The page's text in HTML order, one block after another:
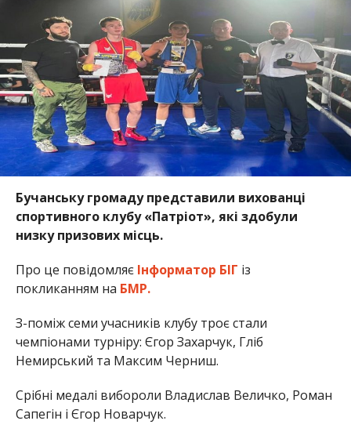
Бучанську громаду представили вихованці
спортивного клубу «Патріот», які здобули
низку призових місць.
Про це повідомляє Інформатор БІГ із
покликанням на БМР.
З-поміж семи учасників клубу троє стали
чемпіонами турніру: Єгор Захарчук, Гліб
Немирський та Максим Черниш.
Срібні медалі вибороли Владислав Величко, Роман
Сапегін і Єгор Новарчук.